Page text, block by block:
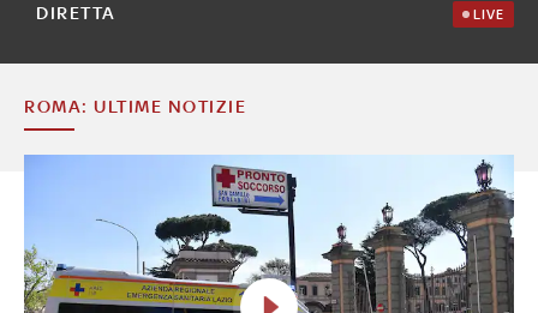
DIRETTA LIVE
ROMA: ULTIME NOTIZIE